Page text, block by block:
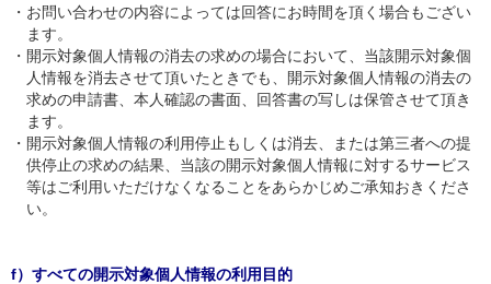
・ お問い合わせの内容によっては回答にお時間を頂く場合もござい
ます。
・ 開示対象個人情報の消去の求めの場合において、当該開示対象個
人情報を消去させて頂いたときでも、開示対象個人情報の消去の
求めの申請書、本人確認の書面、回答書の写しは保管させて頂き
ます。
・ 開示対象個人情報の利用停止もしくは消去、または第三者への提
供停止の求めの結果、当該の開示対象個人情報に対するサービス
等はご利用いただけなくなることをあらかじめご承知おきくださ
い。
f）すべての開示対象個人情報の利用目的